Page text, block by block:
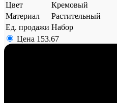
Цвет
Кремовый
Материал
Растительный
Ед. продажи Набор
Цена 153.67